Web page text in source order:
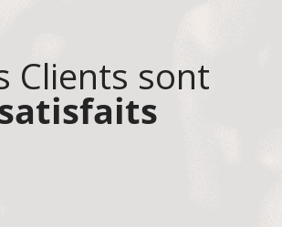
Clients sont